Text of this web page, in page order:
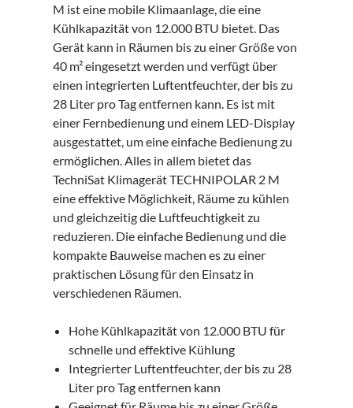
M ist eine mobile Klimaanlage, die eine
Kühlkapazität von 12.000 BTU bietet. Das
Gerät kann in Räumen bis zu einer Größe von
40 m² eingesetzt werden und verfügt über
einen integrierten Luftentfeuchter, der bis zu
28 Liter pro Tag entfernen kann. Es ist mit
einer Fernbedienung und einem LED-Display
ausgestattet, um eine einfache Bedienung zu
ermöglichen. Alles in allem bietet das
TechniSat Klimagerät TECHNIPOLAR 2 M
eine effektive Möglichkeit, Räume zu kühlen
und gleichzeitig die Luftfeuchtigkeit zu
reduzieren. Die einfache Bedienung und die
kompakte Bauweise machen es zu einer
praktischen Lösung für den Einsatz in
verschiedenen Räumen.
Hohe Kühlkapazität von 12.000 BTU für
schnelle und effektive Kühlung
Integrierter Luftentfeuchter, der bis zu 28
Liter pro Tag entfernen kann